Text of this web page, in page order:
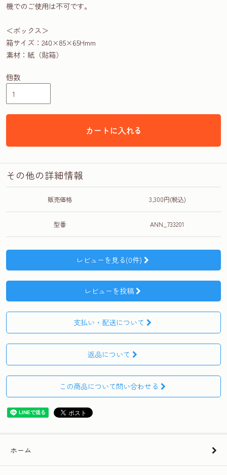
機でのご使用は不可です。
＜ボックス＞
箱サイズ：240×85×65Hmm
素材：紙（貼箱）
個数
カートに入れる
その他の詳細情報
販売価格 3,300円(税込)
型番 ANN_733201
レビューを見る(0件)
レビューを投稿
支払い・配送について
返品について
この商品について問い合わせる
ホーム